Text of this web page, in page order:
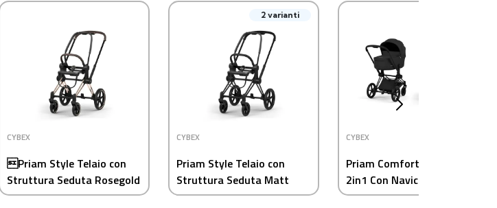
CYBEX
Priam Style Telaio con
Struttura Seduta Rosegold
Cybex
2 varianti
CYBEX
Priam Style Telaio con
Struttura Seduta Matt
Black Cybex
CYBEX
Priam Comfort Sepia Black
2in1 Con Navicella
Richiudibile-Passeggino